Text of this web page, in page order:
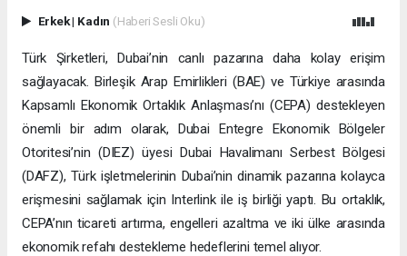
Erkek| Kadın (Haberi Sesli Oku)
Türk Şirketleri, Dubai’nin canlı pazarına daha kolay erişim
sağlayacak. Birleşik Arap Emirlikleri (BAE) ve Türkiye arasında
Kapsamlı Ekonomik Ortaklık Anlaşması’nı (CEPA) destekleyen
önemli bir adım olarak, Dubai Entegre Ekonomik Bölgeler
Otoritesi’nin (DIEZ) üyesi Dubai Havalimanı Serbest Bölgesi
(DAFZ), Türk işletmelerinin Dubai’nin dinamik pazarına kolayca
erişmesini sağlamak için Interlink ile iş birliği yaptı. Bu ortaklık,
CEPA’nın ticareti artırma, engelleri azaltma ve iki ülke arasında
ekonomik refahı destekleme hedeflerini temel alıyor.